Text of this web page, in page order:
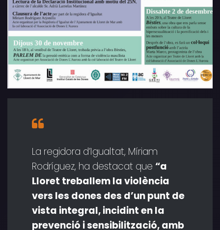
La regidora d’Igualtat, Míriam
Rodríguez, ha destacat que “a
Lloret treballem la violència
vers les dones des d’un punt de
vista integral, incidint en la
prevenció i sensibilització, amb